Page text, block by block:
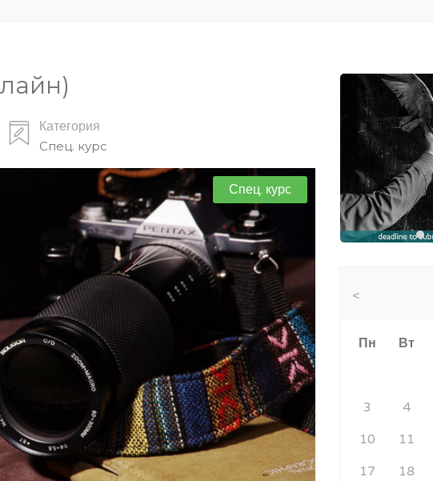
Категория
Спец. курс
Спец. курс
Пн Вт
3
4
10
11
17
18